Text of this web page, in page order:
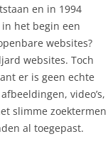
en in 1994
het begin een
websites?
websites. Toch
er is geen echte
video’s,
slimme zoektermen
al toegepast.